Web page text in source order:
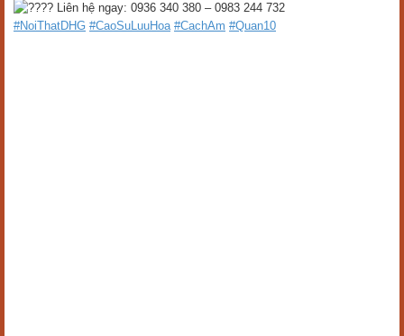
Liên hệ ngay: 0936 340 380 – 0983 244 732
#NoiThatDHG #CaoSuLuuHoa #CachAm #Quan10